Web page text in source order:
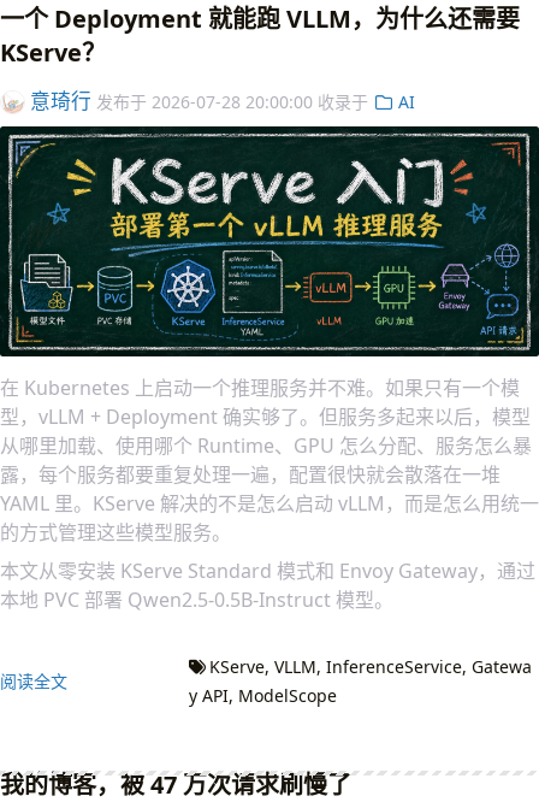
一个 Deployment 就能跑 VLLM，为什么还需要
KServe？
意琦行 发布于 2026-07-28 20:00:00收录于 AI
在 Kubernetes 上启动一个推理服务并不难。如果只有一个模
型，vLLM + Deployment 确实够了。但服务多起来以后，模型
从哪里加载、使用哪个 Runtime、GPU 怎么分配、服务怎么暴
露，每个服务都要重复处理一遍，配置很快就会散落在一堆
YAML 里。KServe 解决的不是怎么启动 vLLM，而是怎么用统一
的方式管理这些模型服务。
本文从零安装 KServe Standard 模式和 Envoy Gateway，通过
本地 PVC 部署 Qwen2.5-0.5B-Instruct 模型。
阅读全文
KServe VLLM InferenceService Gatewa
y API ModelScope
我的博客，被 47 万次请求刷慢了